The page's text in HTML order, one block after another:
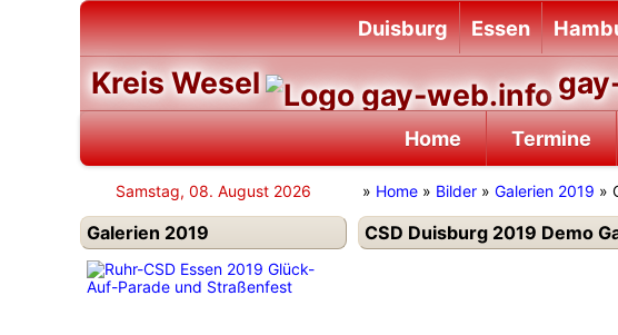
Duisburg Essen
Kreis Wesel
Home Termine
Samstag, 08. August 2026
Galerien 2019
» Home » Bilder » Galerien 2019 »
CSD Duisburg 2019 Demo